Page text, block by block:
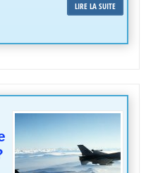
LIRE LA SUITE